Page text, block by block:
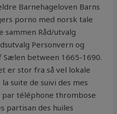
Barnehageloven Barns
porno med norsk tale
Råd/utvalg
Personvern og
between 1665-1690.
er stor fra så vel lokale
suite de suivi des mes
par téléphone thrombose
partisan des huiles